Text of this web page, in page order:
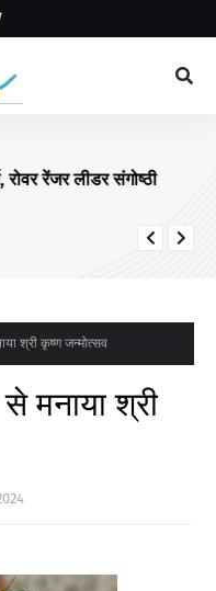
रोवर रेंजर लीडर संगोष्ठी
श्री कृष्ण जन्मोत्सव
मनाया श्री